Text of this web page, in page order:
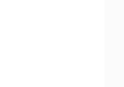
の競争の激しい業界
とって重要であるこ